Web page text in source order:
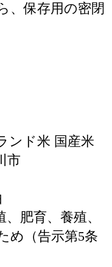
、保存用の密閉
ンド米 国産米
市
肥育、養殖、
め（告示第5条